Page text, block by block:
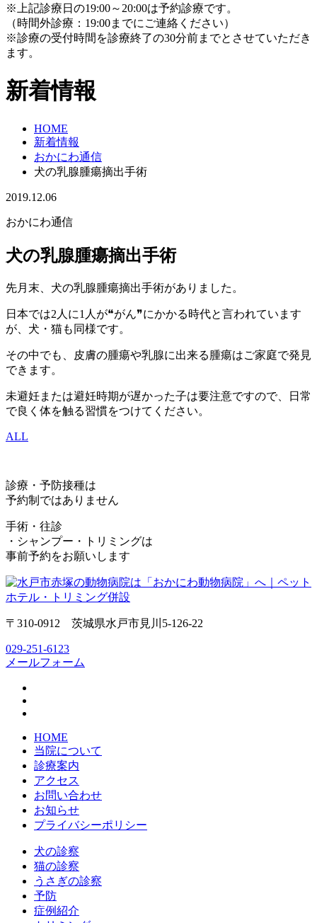
※上記診療日の19:00～20:00は予約診療です。
（時間外診療：19:00までにご連絡ください）
※診療の受付時間を診療終了の30分前までとさせていただき
ます。
新着情報
HOME
新着情報
おかにわ通信
犬の乳腺腫瘍摘出手術
2019.12.06
おかにわ通信
犬の乳腺腫瘍摘出手術
先月末、犬の乳腺腫瘍摘出手術がありました。
日本では2人に1人が❝がん❞にかかる時代と言われています
が、犬・猫も同様です。
その中でも、皮膚の腫瘍や乳腺に出来る腫瘍はご家庭で発見
できます。
未避妊または避妊時期が遅かった子は要注意ですので、日常
で良く体を触る習慣をつけてください。
ALL
診療・予防接種は
予約制ではありません
手術・往診
・シャンプー・トリミングは
事前予約をお願いします
〒310-0912 茨城県水戸市見川5-126-22
029-251-6123
メールフォーム
HOME
当院について
診療案内
アクセス
お問い合わせ
お知らせ
プライバシーポリシー
犬の診察
猫の診察
うさぎの診察
予防
症例紹介